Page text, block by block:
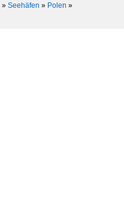
» Seehäfen » Polen »